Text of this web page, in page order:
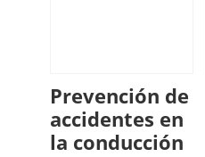
Prevención de
accidentes en
la conducción